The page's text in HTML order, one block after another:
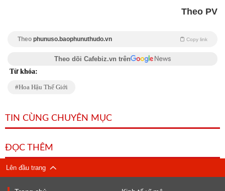
Theo PV
Theo phunuso.baophunuthudo.vn Copy link
Theo dõi Cafebiz.vn trên
Từ khóa:
Hoa Hậu Thế Giới
TIN CÙNG CHUYÊN MỤC
ĐỌC THÊM
Lên đầu trang